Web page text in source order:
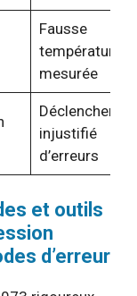
Fausse
température
mesurée
injustifié
d’erreurs
et outils
d’erreur